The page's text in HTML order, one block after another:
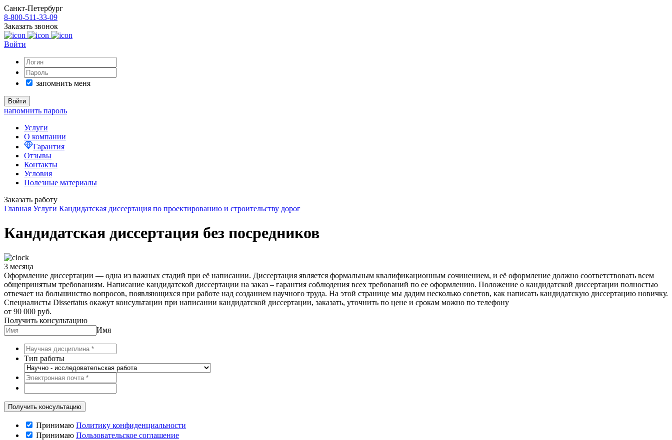
Санкт-Петербург
8-800-511-33-09
Заказать звонок
Войти
запомнить меня
напомнить пароль
Услуги
О компании
Гарантия
Отзывы
Контакты
Условия
Полезные материалы
Заказать работу
Главная Услуги Кандидатская диссертация по проектированию и строительству дорог
Кандидатская диссертация без посредников
3 месяца
Оформление диссертации — одна из важных стадий при её написании. Диссертация является формальным квалификационным сочинением, и её оформление должно соответствовать всем
общепринятым требованиям. Написание кандидатской диссертации на заказ – гарантия соблюдения всех требований по ее оформлению. Положение о кандидатской диссертации полностью
отвечает на большинство вопросов, появляющихся при работе над созданием научного труда. На этой странице мы дадим несколько советов, как написать кандидатскую диссертацию новичку.
Специалисты Dissertatus окажут консультации при написании кандидатской диссертации, заказать, уточнить по цене и срокам можно по телефону
от 90 000 руб.
Получить консультацию
Имя
Тип работы
Принимаю Политику конфиденциальности
Принимаю Пользовательское соглашение